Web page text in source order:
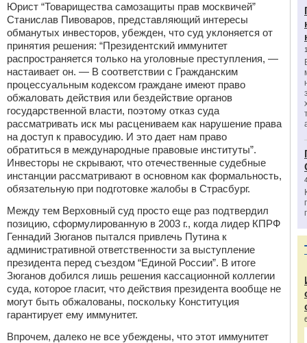
Юрист “Товарищества самозащиты прав москвичей”
Станислав Пивоваров, представляющий интересы
обманутых инвесторов, убежден, что суд уклоняется от
принятия решения: “Президентский иммунитет
распространяется только на уголовные преступления, —
настаивает он. — В соответствии с Гражданским
процессуальным кодексом граждане имеют право
обжаловать действия или бездействие органов
государственной власти, поэтому отказ суда
рассматривать иск мы расцениваем как нарушение права
на доступ к правосудию. И это дает нам право
обратиться в международные правовые институты”.
Инвесторы не скрывают, что отечественные судебные
инстанции рассматривают в основном как формальность,
обязательную при подготовке жалобы в Страсбург.
Между тем Верховный суд просто еще раз подтвердил
позицию, сформулированную в 2003 г., когда лидер КПРФ
Геннадий Зюганов пытался привлечь Путина к
административной ответственности за выступление
президента перед съездом “Единой России”. В итоге
Зюганов добился лишь решения кассационной коллегии
суда, которое гласит, что действия президента вообще не
могут быть обжалованы, поскольку Конституция
гарантирует ему иммунитет.
Впрочем, далеко не все убеждены, что этот иммунитет